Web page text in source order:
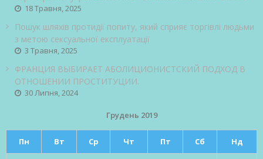
18 Травня, 2025
Пошук шляхів протидії попиту, який сприяє торгівлі людьми
з метою сексуальної експлуатації
3 Травня, 2025
ФРАНЦИЯ ВЫБИРАЕТ АБОЛИЦИОНИСТСКИЙ ПОДХОД В
ОТНОШЕНИИ ПРОСТИТУЦИИ.
30 Липня, 2024
Грудень 2019
Пн Вт Ср Чт Пт Сб Нд